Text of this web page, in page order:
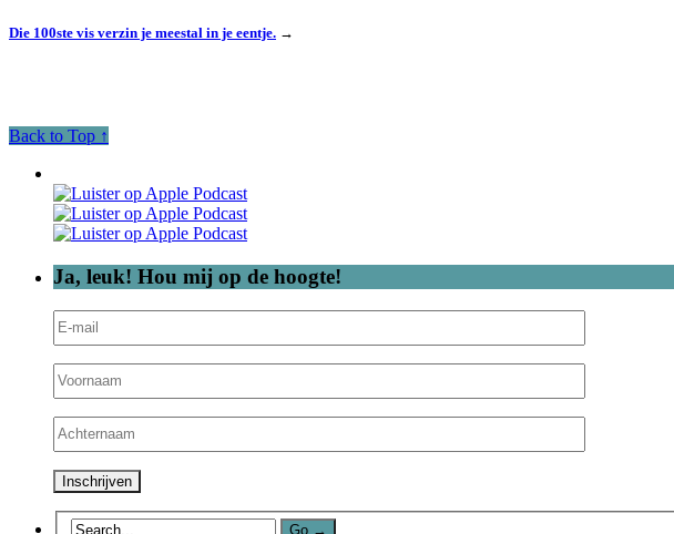
Die 100ste vis verzin je meestal in je eentje. →
Back to Top ↑
Ja, leuk! Hou mij op de hoogte!